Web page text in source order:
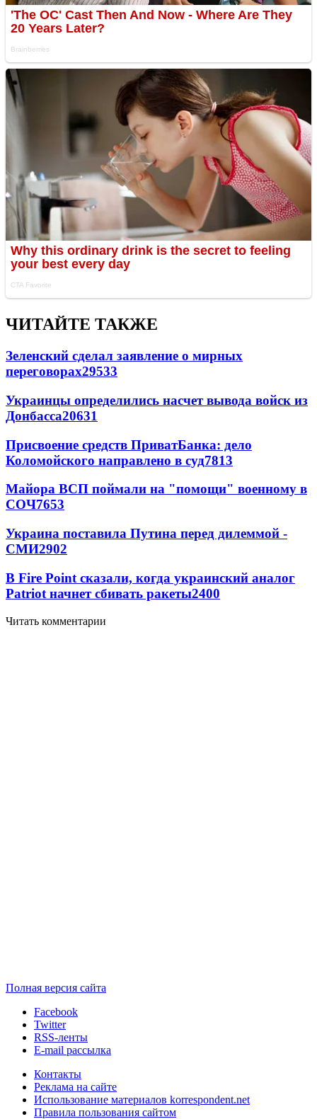
ЧИТАЙТЕ ТАКЖЕ
Зеленский сделал заявление о мирных
переговорах29533
Украинцы определились насчет вывода войск из
Донбасса20631
Присвоение средств ПриватБанка: дело
Коломойского направлено в суд7813
Майора ВСП поймали на "помощи" военному в
СОЧ7653
Украина поставила Путина перед дилеммой -
СМИ2902
В Fire Point сказали, когда украинский аналог
Patriot начнет сбивать ракеты2400
Читать комментарии
Полная версия сайта
Facebook
Twitter
RSS-ленты
E-mail рассылка
Контакты
Реклама на сайте
Использование материалов korrespondent.net
Правила пользования сайтом